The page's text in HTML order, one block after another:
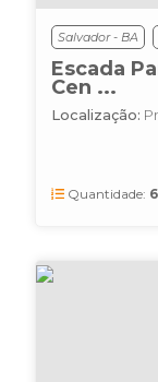
Salvador - BA
Escada
Cen ...
Localização:
Quantidade: 6